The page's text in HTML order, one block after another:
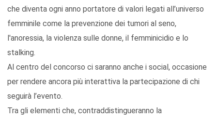
che diventa ogni anno portatore di valori legati all’universo
femminile come la prevenzione dei tumori al seno,
l'anoressia, la violenza sulle donne, il femminicidio e lo
stalking.
Al centro del concorso ci saranno anche i social, occasione
per rendere ancora più interattiva la partecipazione di chi
seguirà l’evento.
Tra gli elementi che, contraddistingueranno la